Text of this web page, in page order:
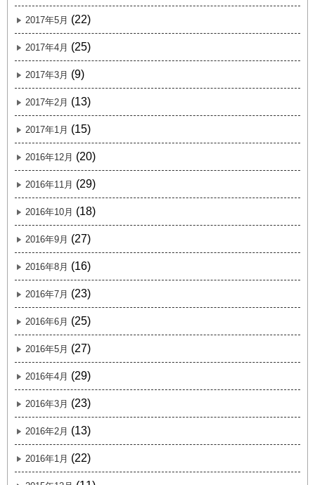
2017年5月 (22)
2017年4月 (25)
2017年3月 (9)
2017年2月 (13)
2017年1月 (15)
2016年12月 (20)
2016年11月 (29)
2016年10月 (18)
2016年9月 (27)
2016年8月 (16)
2016年7月 (23)
2016年6月 (25)
2016年5月 (27)
2016年4月 (29)
2016年3月 (23)
2016年2月 (13)
2016年1月 (22)